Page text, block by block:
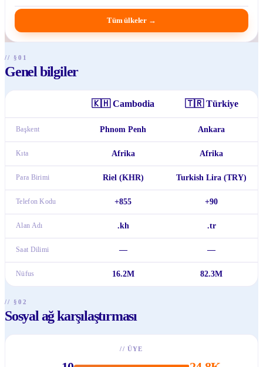
Tüm ülkeler →
// §01
Genel bilgiler
🇰🇭 Cambodia 🇹🇷 Türkiye
Başkent Phnom Penh Ankara
Kıta Afrika Afrika
Para Birimi Riel (KHR) Turkish Lira (TRY)
Telefon Kodu +855 +90
Alan Adı .kh .tr
Saat Dilimi — —
Nüfus 16.2M 82.3M
// §02
Sosyal ağ karşılaştırması
// ÜYE